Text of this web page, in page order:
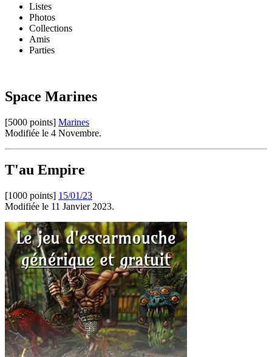
Listes
Photos
Collections
Amis
Parties
Space Marines
[5000 points] Marines
Modifiée le 4 Novembre.
T'au Empire
[1000 points] 15/01/23
Modifiée le 11 Janvier 2023.